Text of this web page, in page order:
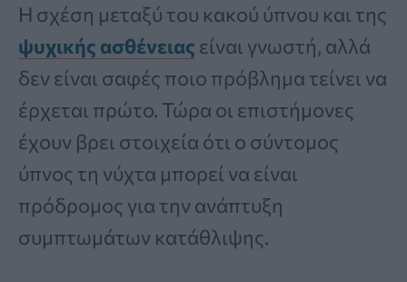
Η σχέση μεταξύ του κακού ύπνου και της
ψυχικής ασθένειας είναι γνωστή, αλλά
δεν είναι σαφές ποιο πρόβλημα τείνει να
έρχεται πρώτο. Τώρα οι επιστήμονες
έχουν βρει στοιχεία ότι ο σύντομος
ύπνος τη νύχτα μπορεί να είναι
πρόδρομος για την ανάπτυξη
συμπτωμάτων κατάθλιψης.